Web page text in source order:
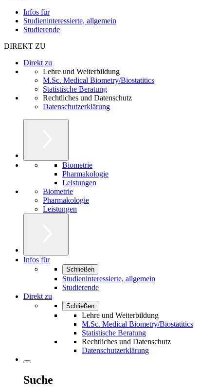
Infos für
Studieninteressierte, allgemein
Studierende
DIREKT ZU
Direkt zu
Lehre und Weiterbildung
M.Sc. Medical Biometry/Biostatitics
Statistische Beratung
Rechtliches und Datenschutz
Datenschutzerklärung
Biometrie
Pharmakologie
Leistungen
Biometrie
Pharmakologie
Leistungen
Infos für
Schließen
Studieninteressierte, allgemein
Studierende
Direkt zu
Schließen
Lehre und Weiterbildung
M.Sc. Medical Biometry/Biostatitics
Statistische Beratung
Rechtliches und Datenschutz
Datenschutzerklärung
Suche